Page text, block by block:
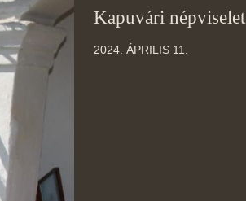
Kapuvári népviselet
2024. ÁPRILIS 11.